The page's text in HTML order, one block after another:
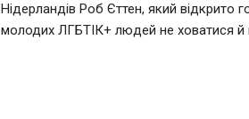
Нідерландів Роб Єттен, який відкрито
молодих ЛГБТІК+ людей не ховатися